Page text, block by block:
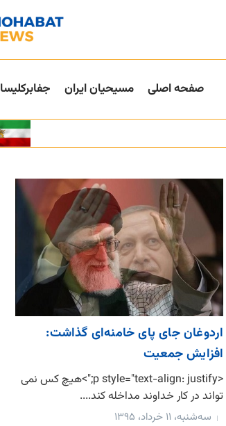
صفحه اصلی مسیحیان ایران جفا‌بر‌کلیسا
اردوغان جای پای خامنه‌ای گذاشت:
افزایش جمعیت
<p style="text-align: justify;">هیچ کس نمی
تواند در کار خداوند مداخله کند....
سه‌شنبه، ۱۱ خرداد، ۱۳۹۵